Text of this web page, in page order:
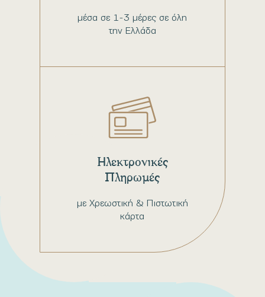
μέσα σε 1-3 μέρες σε όλη
την Ελλάδα
με Χρεωστική & Πιστωτική
κάρτα
Ηλεκτρονικές
Πληρωμές